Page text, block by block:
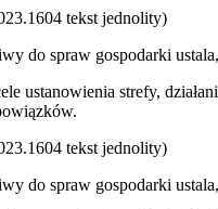
tekst jednolity)
do spraw gospodarki
ustanowienia strefy,
tekst jednolity)
do spraw gospodarki